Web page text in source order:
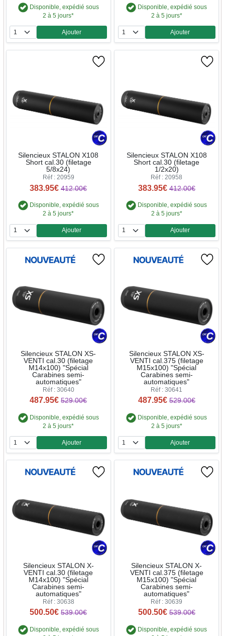
Disponible, expédié sous
2 à 5 jours*
Quantité
Ajouter
Disponible, expédié sous
2 à 5 jours*
Quantité
Ajouter
Silencieux STALON X108
Short cal.30 (filetage
5/8x24)
Réf : 20959
383.95€ 412.00€
Disponible, expédié sous
2 à 5 jours*
Quantité
Ajouter
Silencieux STALON X108
Short cal.30 (filetage
1/2x20)
Réf : 20958
383.95€ 412.00€
Disponible, expédié sous
2 à 5 jours*
Quantité
Ajouter
Silencieux STALON XS-
VENTI cal.30 (filetage
M14x100) "Spécial
Carabines semi-
automatiques"
Réf : 30640
487.95€ 529.00€
Disponible, expédié sous
2 à 5 jours*
Quantité
Ajouter
Silencieux STALON XS-
VENTI cal.375 (filetage
M15x100) "Spécial
Carabines semi-
automatiques"
Réf : 30641
487.95€ 529.00€
Disponible, expédié sous
2 à 5 jours*
Quantité
Ajouter
Silencieux STALON X-
VENTI cal.30 (filetage
M14x100) "Spécial
Carabines semi-
automatiques"
Réf : 30638
500.50€ 539.00€
Disponible, expédié sous
Silencieux STALON X-
VENTI cal.375 (filetage
M15x100) "Spécial
Carabines semi-
automatiques"
Réf : 30639
500.50€ 539.00€
Disponible, expédié sous